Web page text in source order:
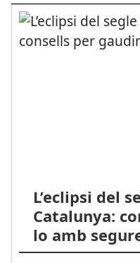
L’eclipsi del
Catalunya:
lo amb